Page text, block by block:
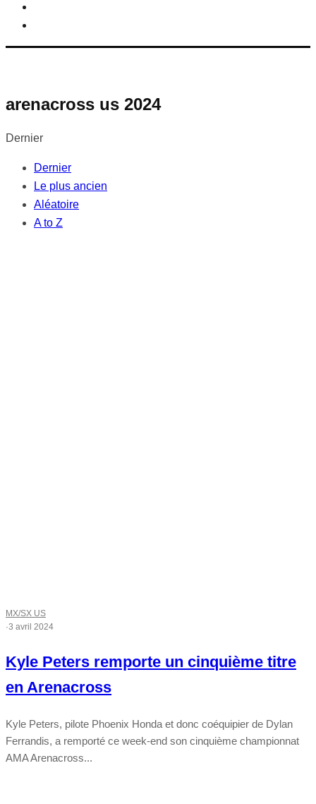
arenacross us 2024
Dernier
Dernier
Le plus ancien
Aléatoire
A to Z
MX/SX US
·3 avril 2024
Kyle Peters remporte un cinquième titre
en Arenacross
Kyle Peters, pilote Phoenix Honda et donc coéquipier de Dylan
Ferrandis, a remporté ce week-end son cinquième championnat
AMA Arenacross...